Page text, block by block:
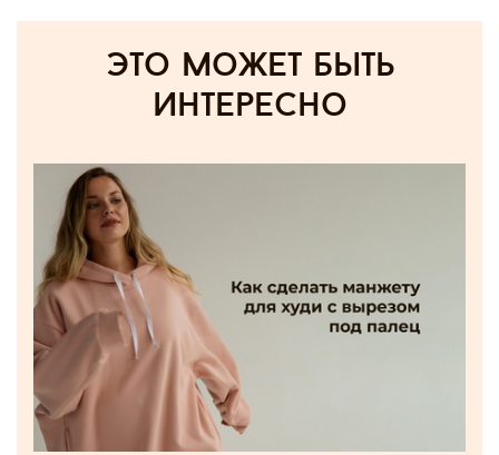
Это может быть
интересно